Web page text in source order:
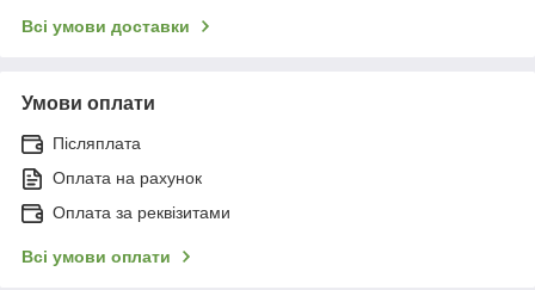
Всі умови доставки
Умови оплати
Післяплата
Оплата на рахунок
Оплата за реквізитами
Всі умови оплати